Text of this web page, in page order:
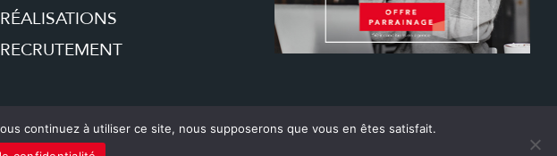
RÉALISATIONS
RECRUTEMENT
continuez à utiliser ce site, nous supposerons que vous en êtes satisfait.